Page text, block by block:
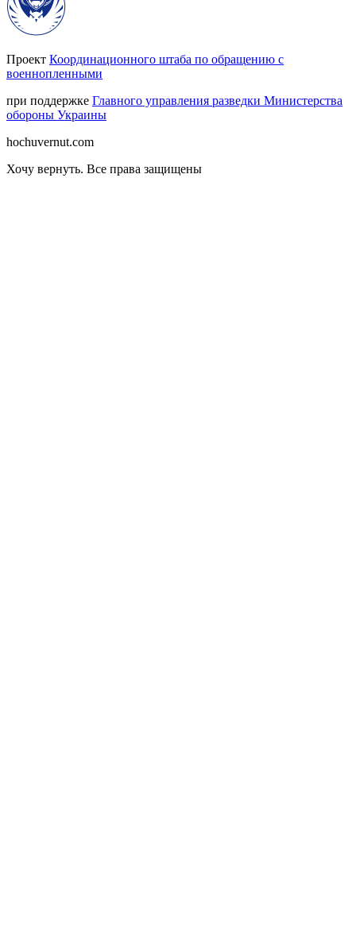
Проект Координационного штаба по обращению с
военнопленными
при поддержке Главного управления разведки Министерства
обороны Украины
hochuvernut.com
Хочу вернуть. Все права защищены